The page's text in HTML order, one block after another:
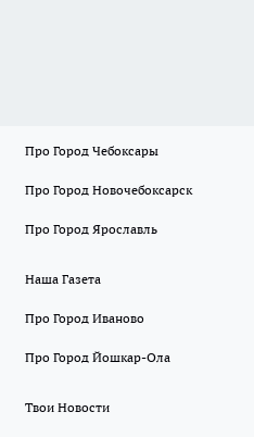
Про Город Чебоксары
Про Город Новочебоксарск
Про Город Ярославль
Наша Газета
Про Город Иваново
Про Город Йошкар-Ола
Твои Новости